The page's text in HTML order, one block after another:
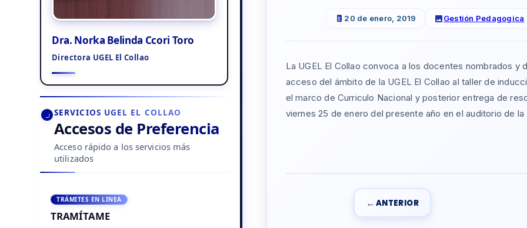
Dra. Norka Belinda Ccori Toro
Directora UGEL El Collao
SERVICIOS UGEL EL COLLAO
Accesos de Preferencia
Acceso rápido a los servicios más
utilizados
TRÁMITES EN LINEA
TRAMÍTAME
20 de enero, 2019 Gestión Pedagogica
La UGEL El Collao convoca a los docentes nombrados
acceso del ámbito de la UGEL El Collao al taller de
el marco de Curriculo Nacional y posterior entrega de
viernes 25 de enero del presente año en el auditorio de
← ANTERIOR